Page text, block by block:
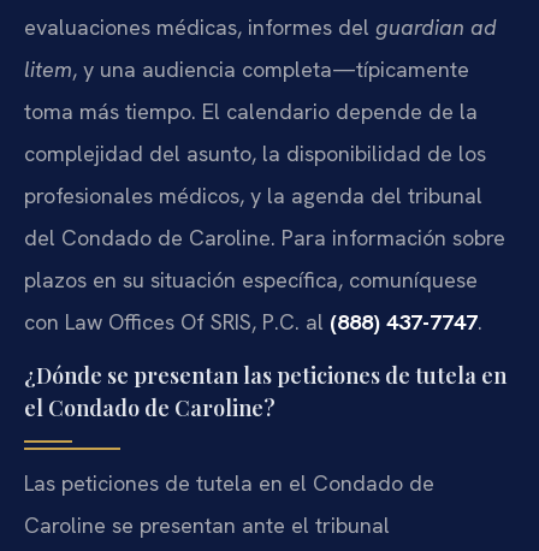
evaluaciones médicas, informes del guardian ad
litem, y una audiencia completa—típicamente
toma más tiempo. El calendario depende de la
complejidad del asunto, la disponibilidad de los
profesionales médicos, y la agenda del tribunal
del Condado de Caroline. Para información sobre
plazos en su situación específica, comuníquese
con Law Offices Of SRIS, P.C. al (888) 437-7747.
¿Dónde se presentan las peticiones de tutela en
el Condado de Caroline?
Las peticiones de tutela en el Condado de
Caroline se presentan ante el tribunal